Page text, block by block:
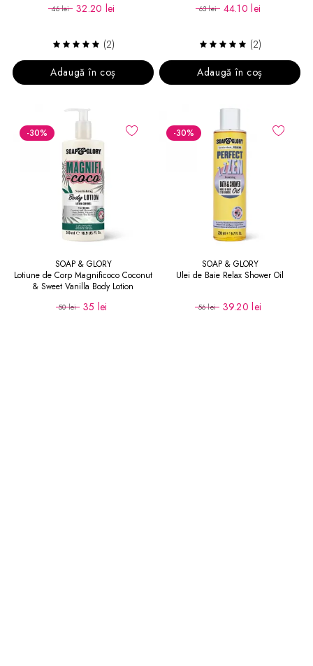
46 lei 32.20 lei
(2)
Adaugă în coș
63 lei 44.10 lei
(2)
Adaugă în coș
-30%
SOAP & GLORY
Lotiune de Corp Magnificoco Coconut
& Sweet Vanilla Body Lotion
50 lei 35 lei
-30%
SOAP & GLORY
Ulei de Baie Relax Shower Oil
56 lei 39.20 lei